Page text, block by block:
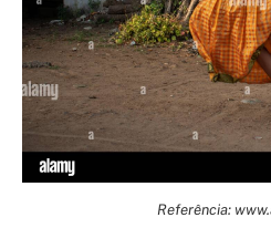
Referência: